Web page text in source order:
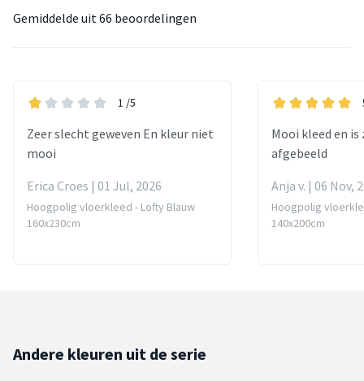
Gemiddelde uit 66 beoordelingen
1 /5
Zeer slecht geweven En kleur niet
mooi
Erica Croes | 01 Jul, 2026
Hoogpolig vloerkleed - Lofty Blauw
160x230cm
Mooi kleed en
afgebeeld
Anja v. | 06 Nov,
Hoogpolig
140x200cm
Andere kleuren uit de serie